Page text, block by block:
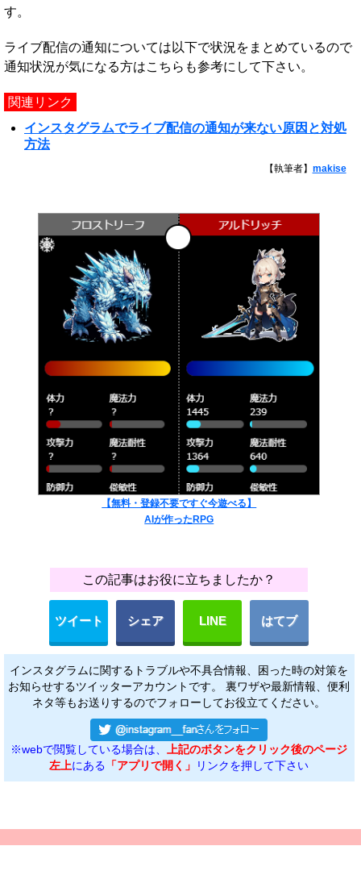
す。
ライブ配信の通知については以下で状況をまとめているので
通知状況が気になる方はこちらも参考にして下さい。
関連リンク
インスタグラムでライブ配信の通知が来ない原因と対処
方法
【執筆者】 makise
【無料・登録不要ですぐ今遊べる】
AIが作ったRPG
この記事はお役に立ちましたか？
ツイート シェア LINE はてブ
インスタグラムに関するトラブルや不具合情報、困った時の対策を
お知らせするツイッターアカウントです。 裏ワザや最新情報、便利
ネタ等もお送りするのでフォローしてお役立てください。
※webで閲覧している場合は、
上記のボタンをクリック後のページ
左上にある 「アプリで開く」 リンクを押して下さい